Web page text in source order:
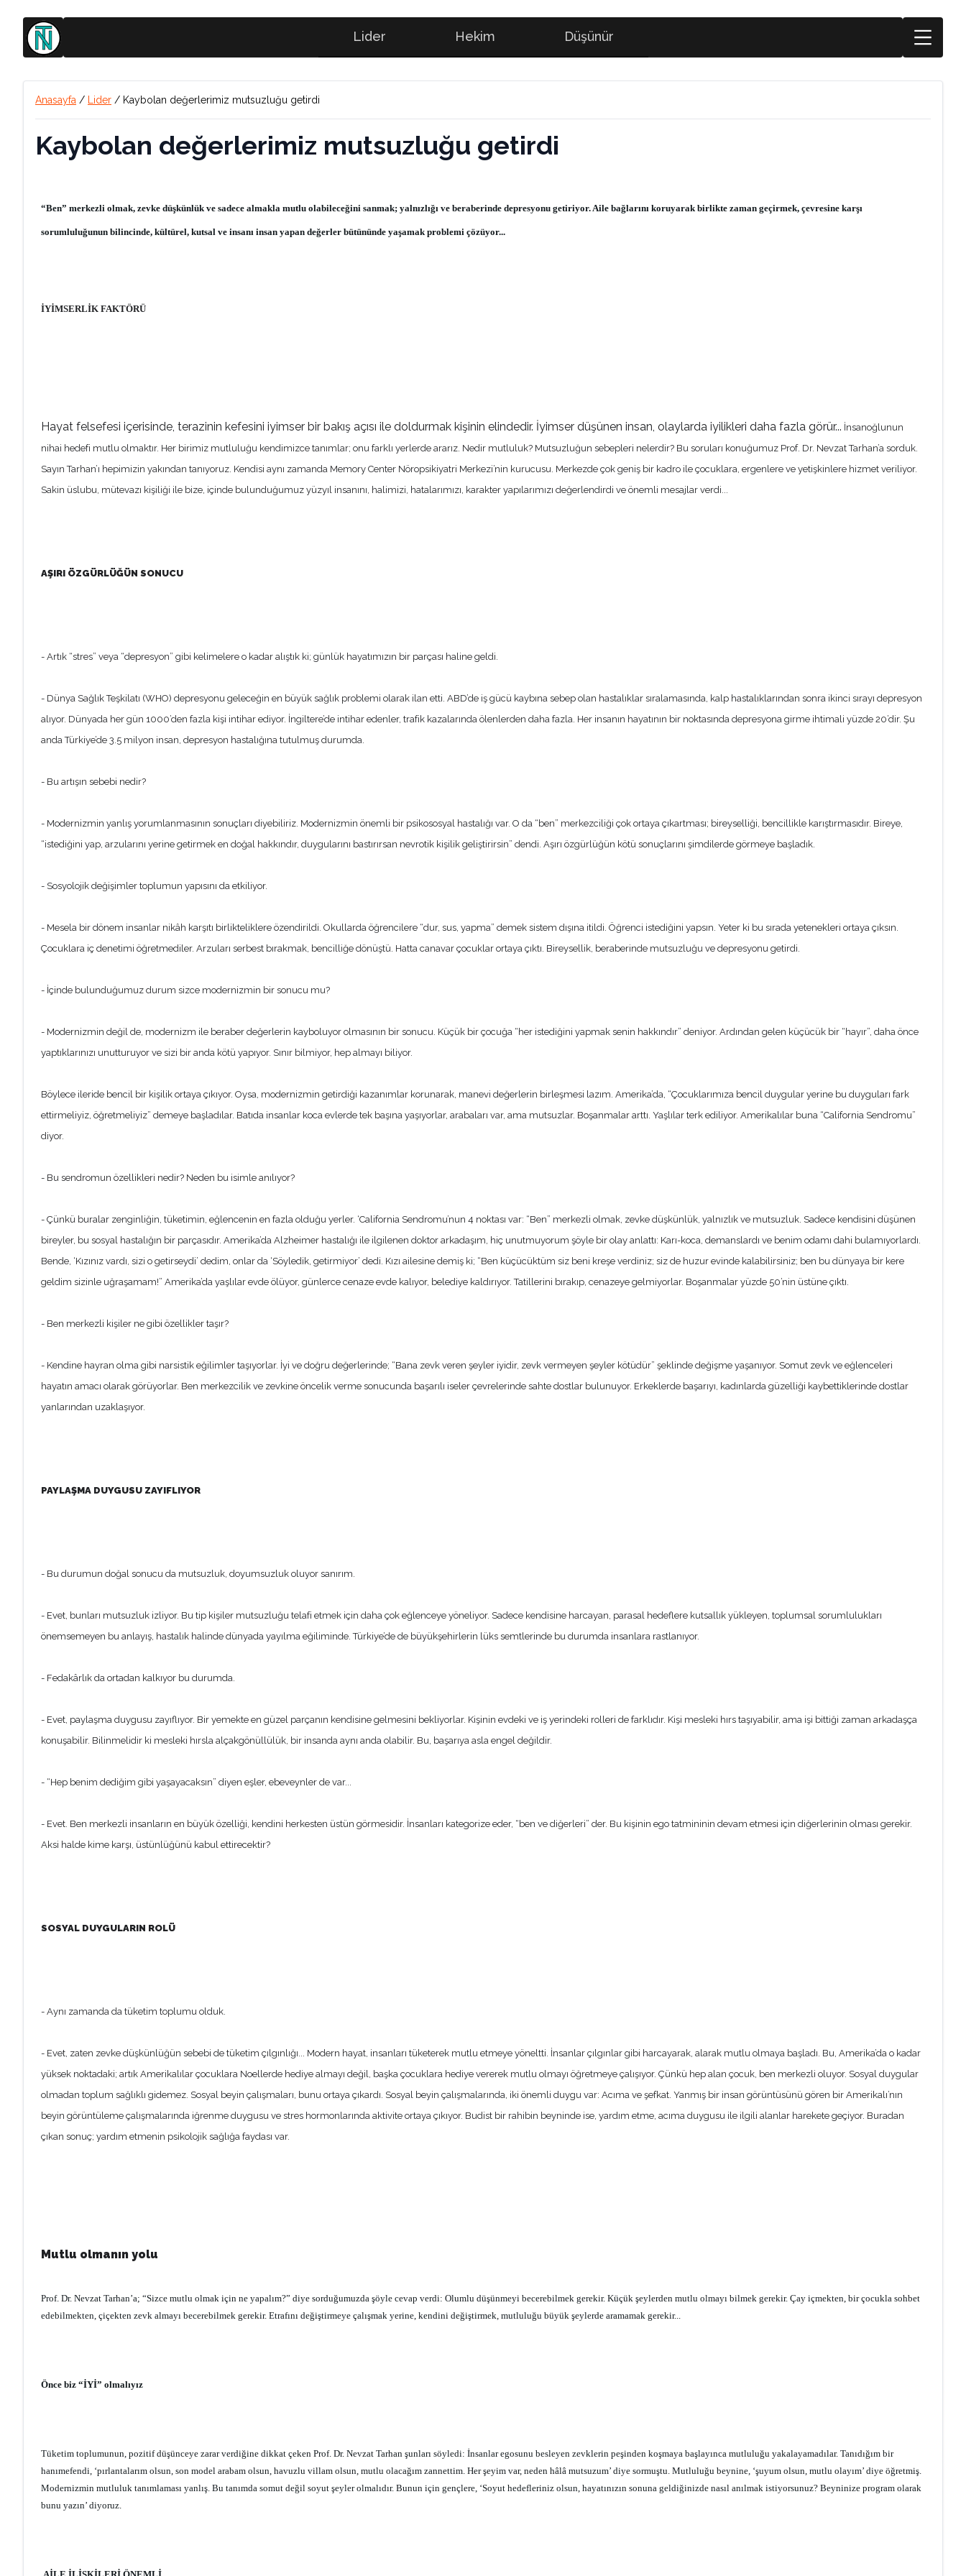
Lider Hekim Düşünür
Anasayfa / Lider / Kaybolan değerlerimiz mutsuzluğu getirdi
Kaybolan değerlerimiz mutsuzluğu getirdi
“Ben” merkezli olmak, zevke düşkünlük ve sadece almakla mutlu olabileceğini sanmak; yalnızlığı ve beraberinde depresyonu getiriyor. Aile bağlarını koruyarak birlikte zaman geçirmek, çevresine karşı
sorumluluğunun bilincinde, kültürel, kutsal ve insanı insan yapan değerler bütününde yaşamak problemi çözüyor...
İYİMSERLİK FAKTÖRÜ
Hayat felsefesi içerisinde, terazinin kefesini iyimser bir bakış açısı ile doldurmak kişinin elindedir. İyimser düşünen insan, olaylarda iyilikleri daha fazla görür... İnsanoğlunun
nihai hedefi mutlu olmaktır. Her birimiz mutluluğu kendimizce tanımlar; onu farklı yerlerde ararız. Nedir mutluluk? Mutsuzluğun sebepleri nelerdir? Bu soruları konuğumuz Prof. Dr. Nevzat Tarhan’a sorduk.
Sayın Tarhan’ı hepimizin yakından tanıyoruz. Kendisi aynı zamanda Memory Center Nöropsikiyatri Merkezi’nin kurucusu. Merkezde çok geniş bir kadro ile çocuklara, ergenlere ve yetişkinlere hizmet veriliyor.
Sakin üslubu, mütevazı kişiliği ile bize, içinde bulunduğumuz yüzyıl insanını, halimizi, hatalarımızı, karakter yapılarımızı değerlendirdi ve önemli mesajlar verdi...
AŞIRI ÖZGÜRLÜĞÜN SONUCU
- Artık “stres” veya “depresyon” gibi kelimelere o kadar alıştık ki; günlük hayatımızın bir parçası haline geldi.
- Dünya Sağlık Teşkilatı (WHO) depresyonu geleceğin en büyük sağlık problemi olarak ilan etti. ABD’de iş gücü kaybına sebep olan hastalıklar sıralamasında, kalp hastalıklarından sonra ikinci sırayı depresyon
alıyor. Dünyada her gün 1000’den fazla kişi intihar ediyor. İngiltere’de intihar edenler, trafik kazalarında ölenlerden daha fazla. Her insanın hayatının bir noktasında depresyona girme ihtimali yüzde 20’dir. Şu
anda Türkiye’de 3.5 milyon insan, depresyon hastalığına tutulmuş durumda.
- Bu artışın sebebi nedir?
- Modernizmin yanlış yorumlanmasının sonuçları diyebiliriz. Modernizmin önemli bir psikososyal hastalığı var. O da “ben” merkezciliği çok ortaya çıkartması; bireyselliği, bencillikle karıştırmasıdır. Bireye,
“istediğini yap, arzularını yerine getirmek en doğal hakkındır, duygularını bastırırsan nevrotik kişilik geliştirirsin” dendi. Aşırı özgürlüğün kötü sonuçlarını şimdilerde görmeye başladık.
- Sosyolojik değişimler toplumun yapısını da etkiliyor.
- Mesela bir dönem insanlar nikâh karşıtı birlikteliklere özendirildi. Okullarda öğrencilere “dur, sus, yapma” demek sistem dışına itildi. Öğrenci istediğini yapsın. Yeter ki bu sırada yetenekleri ortaya çıksın.
Çocuklara iç denetimi öğretmediler. Arzuları serbest bırakmak, bencilliğe dönüştü. Hatta canavar çocuklar ortaya çıktı. Bireysellik, beraberinde mutsuzluğu ve depresyonu getirdi.
- İçinde bulunduğumuz durum sizce modernizmin bir sonucu mu?
- Modernizmin değil de, modernizm ile beraber değerlerin kayboluyor olmasının bir sonucu. Küçük bir çocuğa “her istediğini yapmak senin hakkındır” deniyor. Ardından gelen küçücük bir “hayır”, daha önce
yaptıklarınızı unutturuyor ve sizi bir anda kötü yapıyor. Sınır bilmiyor, hep almayı biliyor.
Böylece ileride bencil bir kişilik ortaya çıkıyor. Oysa, modernizmin getirdiği kazanımlar korunarak, manevi değerlerin birleşmesi lazım. Amerika’da, “Çocuklarımıza bencil duygular yerine bu duyguları fark
ettirmeliyiz, öğretmeliyiz” demeye başladılar. Batıda insanlar koca evlerde tek başına yaşıyorlar, arabaları var, ama mutsuzlar. Boşanmalar arttı. Yaşlılar terk ediliyor. Amerikalılar buna “California Sendromu”
diyor.
- Bu sendromun özellikleri nedir? Neden bu isimle anılıyor?
- Çünkü buralar zenginliğin, tüketimin, eğlencenin en fazla olduğu yerler. ‘California Sendromu’nun 4 noktası var: “Ben” merkezli olmak, zevke düşkünlük, yalnızlık ve mutsuzluk. Sadece kendisini düşünen
bireyler, bu sosyal hastalığın bir parçasıdır. Amerika’da Alzheimer hastalığı ile ilgilenen doktor arkadaşım, hiç unutmuyorum şöyle bir olay anlattı: Karı-koca, demanslardı ve benim odamı dahi bulamıyorlardı.
Bende, ‘Kızınız vardı, sizi o getirseydi’ dedim, onlar da ‘Söyledik, getirmiyor’ dedi. Kızı ailesine demiş ki; “Ben küçücüktüm siz beni kreşe verdiniz; siz de huzur evinde kalabilirsiniz; ben bu dünyaya bir kere
geldim sizinle uğraşamam!” Amerika’da yaşlılar evde ölüyor, günlerce cenaze evde kalıyor, belediye kaldırıyor. Tatillerini bırakıp, cenazeye gelmiyorlar. Boşanmalar yüzde 50’nin üstüne çıktı.
- Ben merkezli kişiler ne gibi özellikler taşır?
- Kendine hayran olma gibi narsistik eğilimler taşıyorlar. İyi ve doğru değerlerinde; “Bana zevk veren şeyler iyidir, zevk vermeyen şeyler kötüdür” şeklinde değişme yaşanıyor. Somut zevk ve eğlenceleri
hayatın amacı olarak görüyorlar. Ben merkezcilik ve zevkine öncelik verme sonucunda başarılı iseler çevrelerinde sahte dostlar bulunuyor. Erkeklerde başarıyı, kadınlarda güzelliği kaybettiklerinde dostlar
yanlarından uzaklaşıyor.
PAYLAŞMA DUYGUSU ZAYIFLIYOR
- Bu durumun doğal sonucu da mutsuzluk, doyumsuzluk oluyor sanırım.
- Evet, bunları mutsuzluk izliyor. Bu tip kişiler mutsuzluğu telafi etmek için daha çok eğlenceye yöneliyor. Sadece kendisine harcayan, parasal hedeflere kutsallık yükleyen, toplumsal sorumlulukları
önemsemeyen bu anlayış, hastalık halinde dünyada yayılma eğiliminde. Türkiye’de de büyükşehirlerin lüks semtlerinde bu durumda insanlara rastlanıyor.
- Fedakârlık da ortadan kalkıyor bu durumda.
- Evet, paylaşma duygusu zayıflıyor. Bir yemekte en güzel parçanın kendisine gelmesini bekliyorlar. Kişinin evdeki ve iş yerindeki rolleri de farklıdır. Kişi mesleki hırs taşıyabilir, ama işi bittiği zaman arkadaşça
konuşabilir. Bilinmelidir ki mesleki hırsla alçakgönüllülük, bir insanda aynı anda olabilir. Bu, başarıya asla engel değildir.
- “Hep benim dediğim gibi yaşayacaksın” diyen eşler, ebeveynler de var...
- Evet. Ben merkezli insanların en büyük özelliği, kendini herkesten üstün görmesidir. İnsanları kategorize eder, “ben ve diğerleri” der. Bu kişinin ego tatmininin devam etmesi için diğerlerinin olması gerekir.
Aksi halde kime karşı, üstünlüğünü kabul ettirecektir?
SOSYAL DUYGULARIN ROLÜ
- Aynı zamanda da tüketim toplumu olduk.
- Evet, zaten zevke düşkünlüğün sebebi de tüketim çılgınlığı... Modern hayat, insanları tüketerek mutlu etmeye yöneltti. İnsanlar çılgınlar gibi harcayarak, alarak mutlu olmaya başladı. Bu, Amerika’da o kadar
yüksek noktadaki; artık Amerikalılar çocuklara Noellerde hediye almayı değil, başka çocuklara hediye vererek mutlu olmayı öğretmeye çalışıyor. Çünkü hep alan çocuk, ben merkezli oluyor. Sosyal duygular
olmadan toplum sağlıklı gidemez. Sosyal beyin çalışmaları, bunu ortaya çıkardı. Sosyal beyin çalışmalarında, iki önemli duygu var: Acıma ve şefkat. Yanmış bir insan görüntüsünü gören bir Amerikalı’nın
beyin görüntüleme çalışmalarında iğrenme duygusu ve stres hormonlarında aktivite ortaya çıkıyor. Budist bir rahibin beyninde ise, yardım etme, acıma duygusu ile ilgili alanlar harekete geçiyor. Buradan
çıkan sonuç; yardım etmenin psikolojik sağlığa faydası var.
Mutlu olmanın yolu
Prof. Dr. Nevzat Tarhan’a; “Sizce mutlu olmak için ne yapalım?” diye sorduğumuzda şöyle cevap verdi: Olumlu düşünmeyi becerebilmek gerekir. Küçük şeylerden mutlu olmayı bilmek gerekir. Çay içmekten, bir çocukla sohbet
edebilmekten, çiçekten zevk almayı becerebilmek gerekir. Etrafını değiştirmeye çalışmak yerine, kendini değiştirmek, mutluluğu büyük şeylerde aramamak gerekir...
Önce biz “İYİ” olmalıyız
Tüketim toplumunun, pozitif düşünceye zarar verdiğine dikkat çeken Prof. Dr. Nevzat Tarhan şunları söyledi: İnsanlar egosunu besleyen zevklerin peşinden koşmaya başlayınca mutluluğu yakalayamadılar. Tanıdığım bir
hanımefendi, ‘pırlantalarım olsun, son model arabam olsun, havuzlu villam olsun, mutlu olacağım zannettim. Her şeyim var, neden hâlâ mutsuzum’ diye sormuştu. Mutluluğu beynine, ‘şuyum olsun, mutlu olayım’ diye öğretmiş.
Modernizmin mutluluk tanımlaması yanlış. Bu tanımda somut değil soyut şeyler olmalıdır. Bunun için gençlere, ‘Soyut hedefleriniz olsun, hayatınızın sonuna geldiğinizde nasıl anılmak istiyorsunuz? Beyninize program olarak
bunu yazın’ diyoruz.